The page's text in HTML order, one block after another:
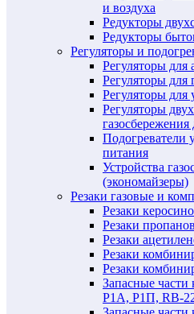
и воздуха
Редукторы
Редукторы
Регуляторы и
Регуляторы для
Регуляторы для
Регуляторы для
Регуляторы
Подогреватели
питания
Устройства
(экономайзеры)
Резаки газовые и
Резаки
Резаки
Резаки
Резаки
Резаки
Запасные
Р1А, Р1П, RB-